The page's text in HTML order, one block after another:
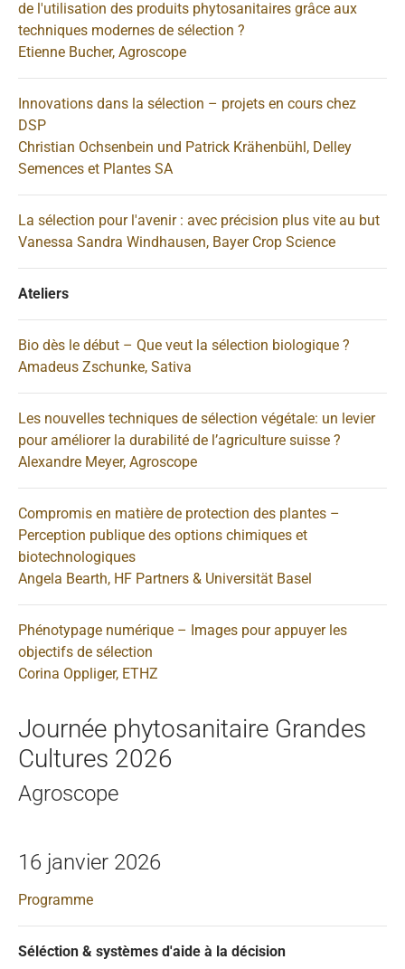
de l'utilisation des produits phytosanitaires grâce aux
techniques modernes de sélection ?
Etienne Bucher, Agroscope
Innovations dans la sélection – projets en cours chez
DSP
Christian Ochsenbein und Patrick Krähenbühl, Delley
Semences et Plantes SA
La sélection pour l'avenir : avec précision plus vite au but
Vanessa Sandra Windhausen, Bayer Crop Science
Ateliers
Bio dès le début – Que veut la sélection biologique ?
Amadeus Zschunke, Sativa
Les nouvelles techniques de sélection végétale: un levier
pour améliorer la durabilité de l’agriculture suisse ?
Alexandre Meyer, Agroscope
Compromis en matière de protection des plantes –
Perception publique des options chimiques et
biotechnologiques
Angela Bearth, HF Partners & Universität Basel
Phénotypage numérique – Images pour appuyer les
objectifs de sélection
Corina Oppliger, ETHZ
Journée phytosanitaire Grandes
Cultures 2026
Agroscope
16 janvier 2026
Programme
Séléction & systèmes d'aide à la décision